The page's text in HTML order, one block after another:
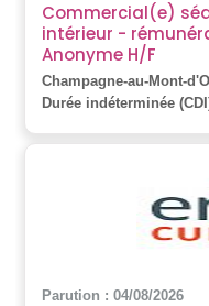
Commercial(e)
intérieur -
Anonyme H/F
Champagne-au-Mont-
Durée indéterminée
Parution : 04/08/2026